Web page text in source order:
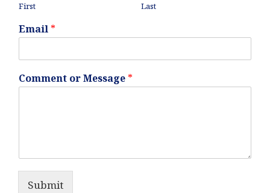
First Last
Email *
Comment or Message *
Submit